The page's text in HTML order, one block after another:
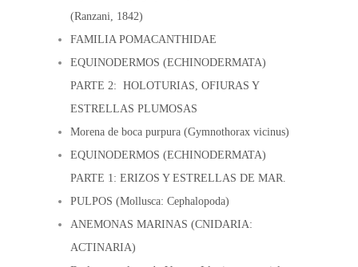
(Ranzani, 1842)
FAMILIA POMACANTHIDAE
EQUINODERMOS (ECHINODERMATA)
PARTE 2: HOLOTURIAS, OFIURAS Y
ESTRELLAS PLUMOSAS
Morena de boca purpura (Gymnothorax vicinus)
EQUINODERMOS (ECHINODERMATA)
PARTE 1: ERIZOS Y ESTRELLAS DE MAR.
PULPOS (Mollusca: Cephalopoda)
ANEMONAS MARINAS (CNIDARIA:
ACTINARIA)